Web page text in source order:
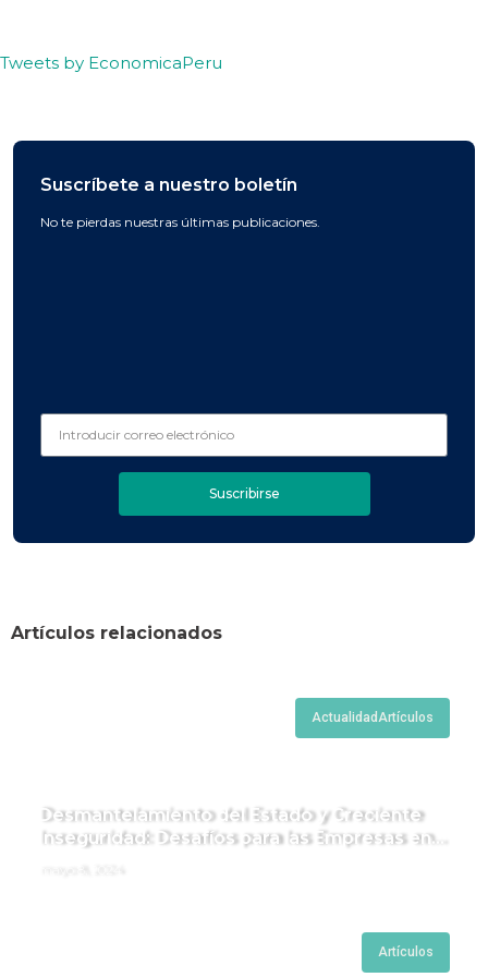
Tweets by EconomicaPeru
Suscríbete a nuestro boletín
No te pierdas nuestras últimas publicaciones.
Suscribirse
Artículos relacionados
ActualidadArtículos
Desmantelamiento del Estado y Creciente
Inseguridad: Desafíos para las Empresas en
Artículos